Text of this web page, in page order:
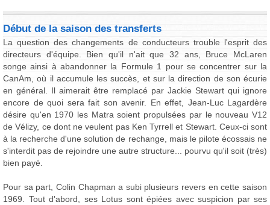
Début de la saison des transferts
La question des changements de conducteurs trouble l'esprit des
directeurs d'équipe. Bien qu'il n'ait que 32 ans, Bruce McLaren
songe ainsi à abandonner la Formule 1 pour se concentrer sur la
CanAm, où il accumule les succès, et sur la direction de son écurie
en général. Il aimerait être remplacé par Jackie Stewart qui ignore
encore de quoi sera fait son avenir. En effet, Jean-Luc Lagardère
désire qu'en 1970 les Matra soient propulsées par le nouveau V12
de Vélizy, ce dont ne veulent pas Ken Tyrrell et Stewart. Ceux-ci sont
à la recherche d'une solution de rechange, mais le pilote écossais ne
s'interdit pas de rejoindre une autre structure... pourvu qu'il soit (très)
bien payé.
Pour sa part, Colin Chapman a subi plusieurs revers en cette saison
1969. Tout d'abord, ses Lotus sont épiées avec suspicion par ses